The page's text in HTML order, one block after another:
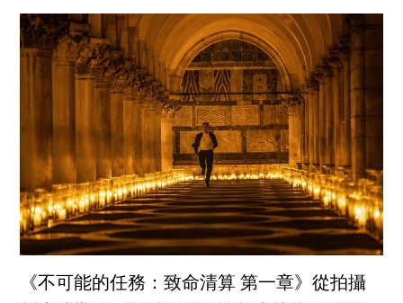
《不可能的任務：致命清算 第一章》從拍攝